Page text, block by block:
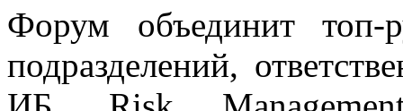
Форум объединит топ-
подразделений,